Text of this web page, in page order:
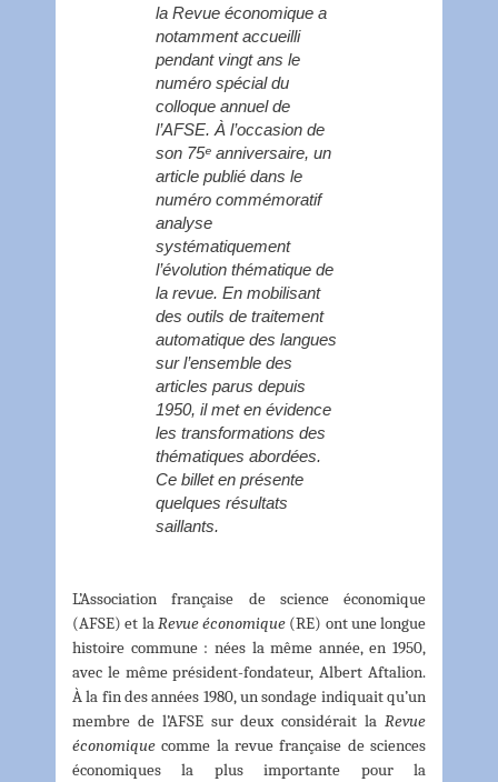
la Revue économique a
notamment accueilli
pendant vingt ans le
numéro spécial du
colloque annuel de
l’AFSE. À l’occasion de
son 75ᵉ anniversaire, un
article publié dans le
numéro commémoratif
analyse
systématiquement
l’évolution thématique de
la revue. En mobilisant
des outils de traitement
automatique des langues
sur l’ensemble des
articles parus depuis
1950, il met en évidence
les transformations des
thématiques abordées.
Ce billet en présente
quelques résultats
saillants.
L’Association française de science économique
(AFSE) et laRevue économique (RE) ont une longue
histoire commune : nées la même année, en 1950,
avec le même président-fondateur, Albert Aftalion.
À la fin des années 1980, un sondage indiquait qu’un
membre de l’AFSE sur deux considérait la Revue
économique comme la revue française de sciences
économiques la plus importante pour la